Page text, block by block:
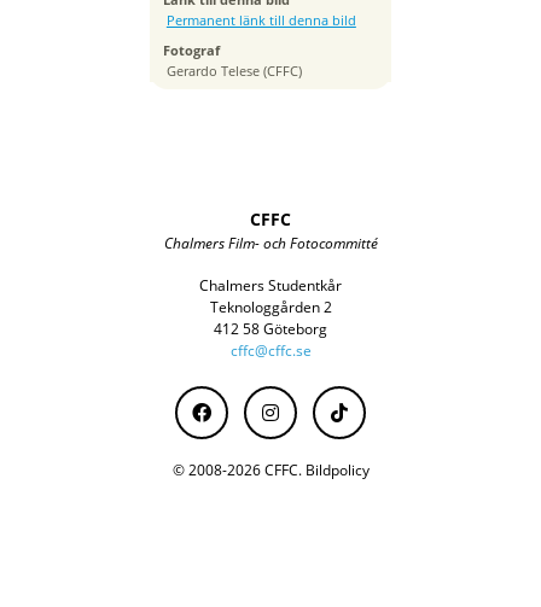
Permanent länk till denna bild
Fotograf
Gerardo Telese (CFFC)
100
Brännvidd
35 mm
CFFC
Chalmers Film- och Fotocommitté
Chalmers Studentkår
Teknologgården 2
412 58 Göteborg
cffc@cffc.se
© 2008-2026 CFFC. Bildpolicy